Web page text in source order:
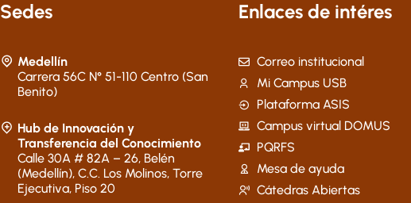
Sedes
Medellín
Carrera 56C N° 51-110 Centro (San
Benito)
Hub de Innovación y
Transferencia del Conocimiento
Calle 30A # 82A – 26, Belén
(Medellín), C.C. Los Molinos, Torre
Ejecutiva, Piso 20
Enlaces de intéres
Correo institucional
Mi Campus USB
Plataforma ASIS
Campus virtual DOMUS
PQRFS
Mesa de ayuda
Cátedras Abiertas